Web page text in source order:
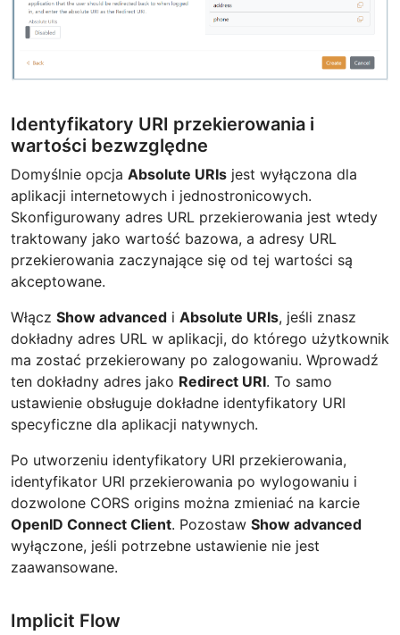
Identyfikatory URI przekierowania i
wartości bezwzględne
Domyślnie opcja Absolute URIs jest wyłączona dla
aplikacji internetowych i jednostronicowych.
Skonfigurowany adres URL przekierowania jest wtedy
traktowany jako wartość bazowa, a adresy URL
przekierowania zaczynające się od tej wartości są
akceptowane.
Włącz Show advanced i Absolute URIs, jeśli znasz
dokładny adres URL w aplikacji, do którego użytkownik
ma zostać przekierowany po zalogowaniu. Wprowadź
ten dokładny adres jako Redirect URI. To samo
ustawienie obsługuje dokładne identyfikatory URI
specyficzne dla aplikacji natywnych.
Po utworzeniu identyfikatory URI przekierowania,
identyfikator URI przekierowania po wylogowaniu i
dozwolone CORS origins można zmieniać na karcie
OpenID Connect Client. Pozostaw Show advanced
wyłączone, jeśli potrzebne ustawienie nie jest
zaawansowane.
Implicit Flow